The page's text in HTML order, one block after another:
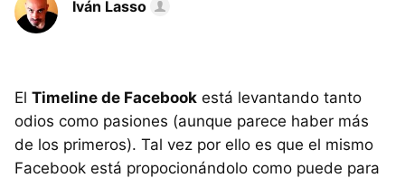
Iván Lasso
El Timeline de Facebook está levantando tanto
odios como pasiones (aunque parece haber más
de los primeros). Tal vez por ello es que el mismo
Facebook está propocionándolo como puede para